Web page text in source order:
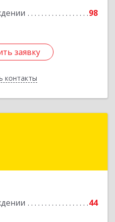
98
заявку
контакты
заявку
44
Дербент г, Ю.Гагарина